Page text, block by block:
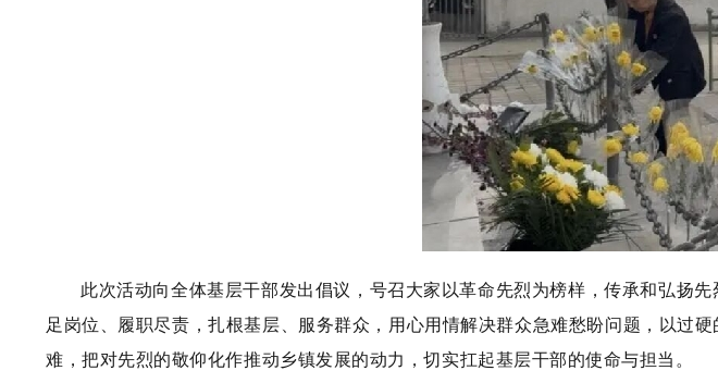
此次活动向全体基层干部发出倡议，号召大家以革命先烈为榜样，传承和弘扬
足岗位、履职尽责，扎根基层、服务群众，用心用情解决群众急难愁盼问题，以过
难，把对先烈的敬仰化作推动乡镇发展的动力，切实扛起基层干部的使命与担当。